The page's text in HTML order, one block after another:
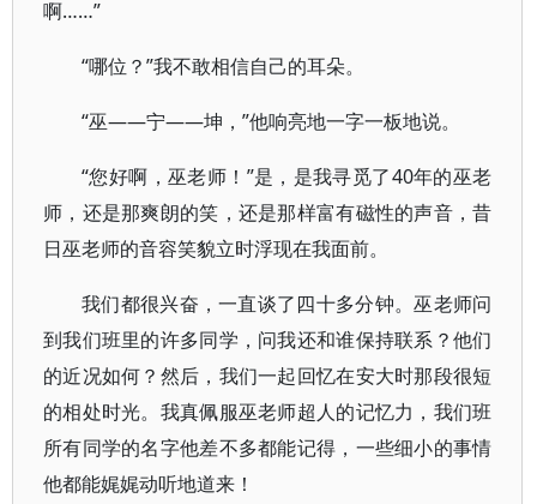
啊……”
“哪位？”我不敢相信自己的耳朵。
“巫——宁——坤，”他响亮地一字一板地说。
“您好啊，巫老师！”是，是我寻觅了40年的巫老
师，还是那爽朗的笑，还是那样富有磁性的声音，昔
日巫老师的音容笑貌立时浮现在我面前。
我们都很兴奋，一直谈了四十多分钟。巫老师问
到我们班里的许多同学，问我还和谁保持联系？他们
的近况如何？然后，我们一起回忆在安大时那段很短
的相处时光。我真佩服巫老师超人的记忆力，我们班
所有同学的名字他差不多都能记得，一些细小的事情
他都能娓娓动听地道来！